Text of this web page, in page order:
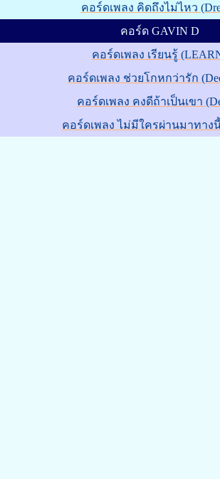
คอร์ดเพลง คิดถึงไม่ไหว
คอร์ด GAVIN D
คอร์ดเพลง เรียนรู้
คอร์ดเพลง ช่วยโกหกว่ารัก
คอร์ดเพลง คงดีถ้าเป็นเขา
คอร์ดเพลง ไม่มีใครผ่านมาทางนี้